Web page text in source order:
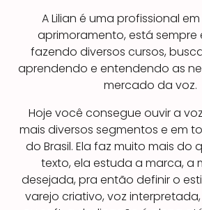
A Lilian é uma profissional
aprimoramento, está sempre
fazendo diversos cursos,
aprendendo e entendendo as
mercado da voz.
Hoje você consegue ouvir a
mais diversos segmentos e em
do Brasil. Ela faz muito mais do
texto, ela estuda a marca, a
desejada, pra então definir o
varejo criativo, voz